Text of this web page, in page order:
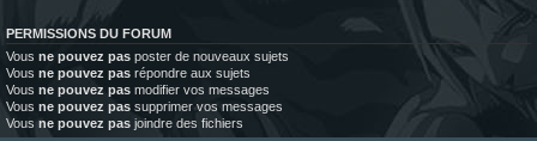
PERMISSIONS DU FORUM
Vous ne pouvez pas poster de nouveaux sujets
Vous ne pouvez pas répondre aux sujets
Vous ne pouvez pas modifier vos messages
Vous ne pouvez pas supprimer vos messages
Vous ne pouvez pas joindre des fichiers